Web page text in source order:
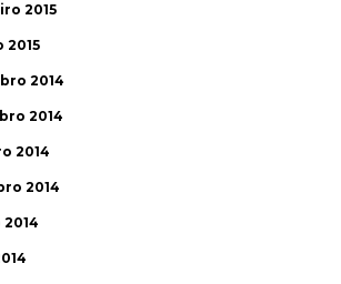
2015
2015
2014
2014
2014
2014